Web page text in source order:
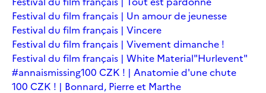
Festival du film français | Un amour de jeunesse
Festival du film français | Vincere
Festival du film français | Vivement dimanche !
Festival du film français | White Material"Hurlevent"
#annaismissing100 CZK ! | Anatomie d'une chute
100 CZK ! | Bonnard, Pierre et Marthe